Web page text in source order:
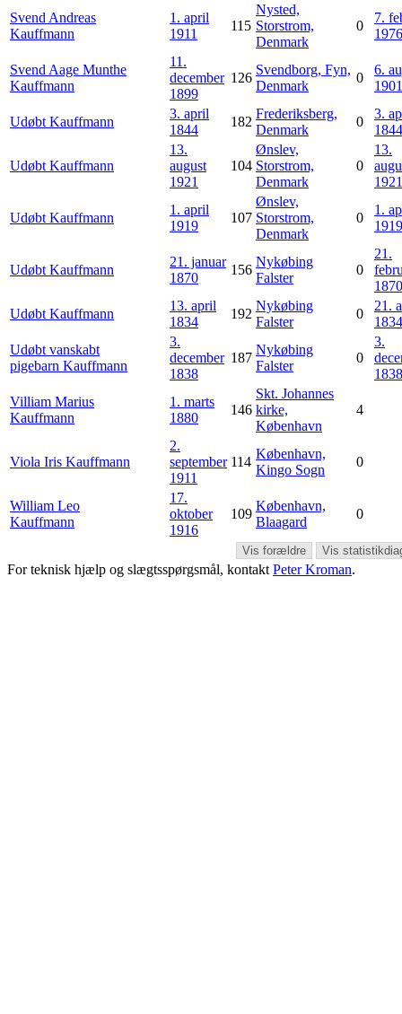
Vis forældre Vis
Svend Andreas
Kauffmann
1. april
1911
115
Nysted,
Storstrom,
Denmark
0
7.
1976
Svend Aage Munthe
Kauffmann
11.
december
1899
126
Svendborg, Fyn,
Denmark
0
6.
1901
Udøbt Kauffmann
3. april
1844
182
Frederiksberg,
Denmark
0
3.
1844
Udøbt Kauffmann
13.
august
1921
104
Ønslev,
Storstrom,
Denmark
0
13.
1921
Udøbt Kauffmann
1. april
1919
107
Ønslev,
Storstrom,
Denmark
0
1.
1919
Udøbt Kauffmann
21. januar
1870
156
Nykøbing
Falster
0
21.
1870
Udøbt Kauffmann
13. april
1834
192
Nykøbing
Falster
0
21.
1834
Udøbt vanskabt
pigebarn Kauffmann
3.
december
1838
187
Nykøbing
Falster
0
3.
1838
Villiam Marius
Kauffmann
1. marts
1880
146
Skt. Johannes
kirke,
København
4
Viola Iris Kauffmann
2.
september
1911
114
København,
Kingo Sogn
0
William Leo
Kauffmann
17.
oktober
1916
109
København,
Blaagard
0
For teknisk hjælp og slægtsspørgsmål, kontakt Peter Kroman.